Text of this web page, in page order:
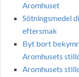
Aromhuset
Sötningsmedel
eftersmak
Byt bort
Aromhusets
Aromhusets